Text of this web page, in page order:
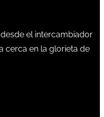
el intercambiador
cerca en la glorieta de